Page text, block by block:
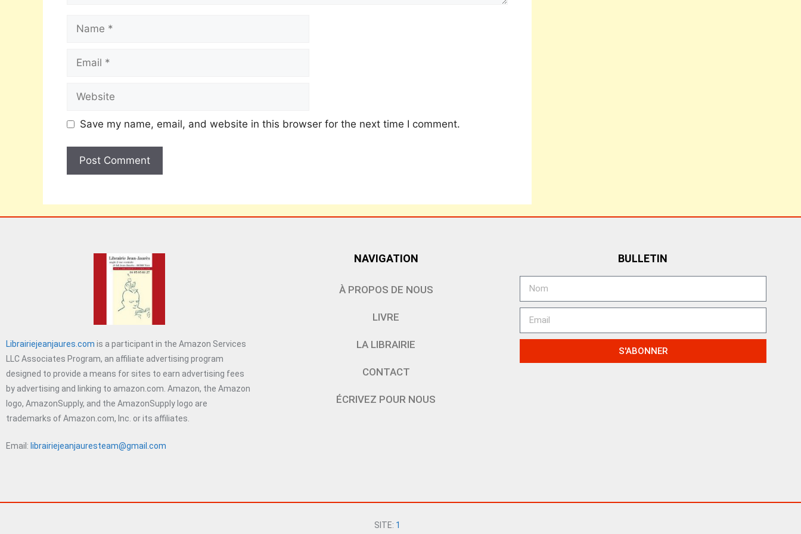
Save my name, email, and website in this browser for the next time I comment.
Librairiejeanjaures.com is a participant in the Amazon Services
LLC Associates Program, an affiliate advertising program
designed to provide a means for sites to earn advertising fees
by advertising and linking to amazon.com. Amazon, the Amazon
logo, AmazonSupply, and the AmazonSupply logo are
trademarks of Amazon.com, Inc. or its affiliates.
Email: librairiejeanjauresteam@gmail.com
NAVIGATION
À PROPOS DE NOUS
LIVRE
LA LIBRAIRIE
CONTACT
ÉCRIVEZ POUR NOUS
BULLETIN
S'ABONNER
SITE: 1